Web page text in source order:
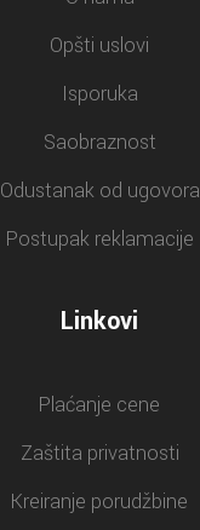
Opšti uslovi
Isporuka
Saobraznost
Odustanak od ugovora
Postupak reklamacije
Linkovi
Plaćanje cene
Zaštita privatnosti
Kreiranje porudžbine